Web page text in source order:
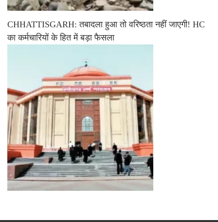
CHHATTISGARH: तबादला हुआ तो वरिष्ठता नहीं जाएगी! HC
का कर्मचारियों के हित में बड़ा फैसला